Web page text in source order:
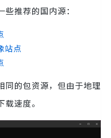
推荐的国内源：
站点
同的包资源，但由于地理
速度。